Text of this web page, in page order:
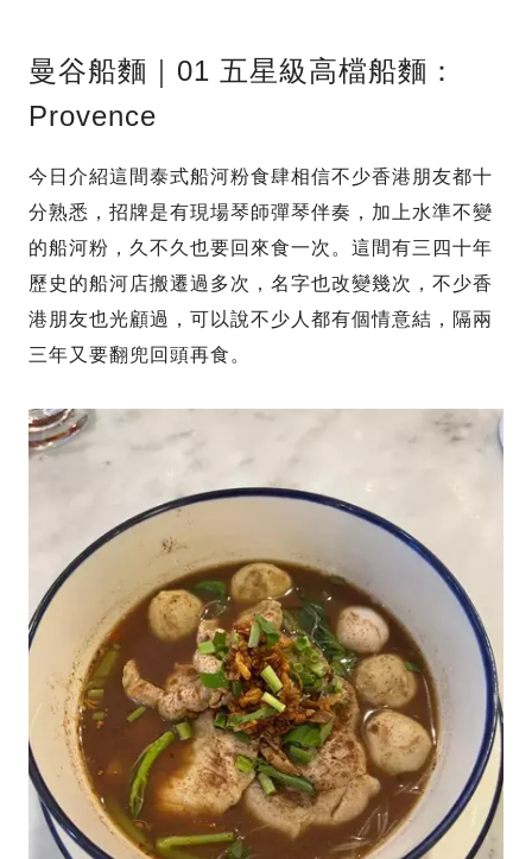
曼谷船麵｜01 五星級高檔船麵：
Provence
今日介紹這間泰式船河粉食肆相信不少香港朋友都十
分熟悉，招牌是有現場琴師彈琴伴奏，加上水準不變
的船河粉，久不久也要回來食一次。這間有三四十年
歷史的船河店搬遷過多次，名字也改變幾次，不少香
港朋友也光顧過，可以說不少人都有個情意結，隔兩
三年又要翻兜回頭再食。